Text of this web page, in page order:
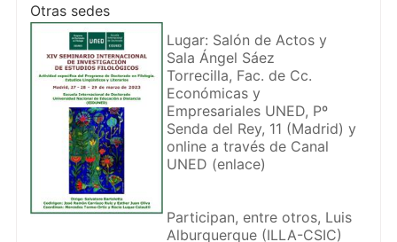
Otras sedes
Lugar: Salón de Actos y
Sala Ángel Sáez
Torrecilla, Fac. de Cc.
Económicas y
Empresariales UNED, Pº
Senda del Rey, 11 (Madrid) y
online a través de Canal
UNED (enlace)
Participan, entre otros, Luis
Alburquerque (ILLA-CSIC)